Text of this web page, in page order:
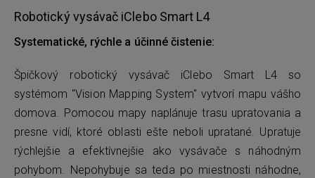
Robotický vysávač iClebo Smart L4
Systematické, rýchle a účinné čistenie:
Špičkový robotický vysávač iClebo Smart L4 so
systémom "Vision Mapping System" vytvorí mapu vášho
domova. Pomocou mapy naplánuje trasu upratovania a
presne vidí, ktoré oblasti ešte neboli upratané. Upratuje
rýchlejšie a efektívnejšie ako vysávače s náhodným
pohybom. Nepohybuje sa teda po miestnosti náhodne,